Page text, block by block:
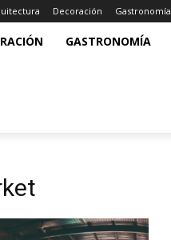
Decoración Gastronomía
GASTRONOMÍA